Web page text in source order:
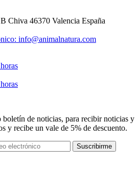
Chiva 46370 Valencia España
info@animalnatura.com
boletín de noticias, para recibir noticias y
y recibe un vale de 5% de descuento.
Suscribirme